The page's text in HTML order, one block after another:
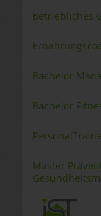
Betriebliches
Bachelor
Bachelor
Master